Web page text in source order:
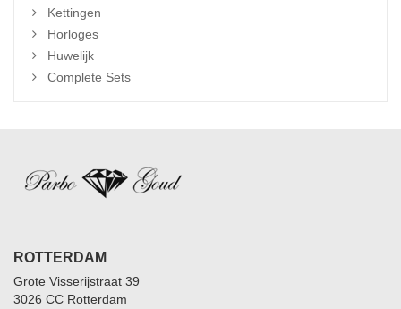
Kettingen
Horloges
Huwelijk
Complete Sets
ROTTERDAM
Grote Visserijstraat 39
3026 CC Rotterdam